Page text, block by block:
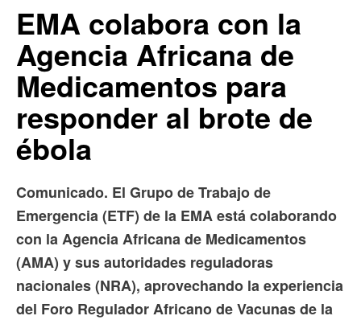
EMA colabora con la
Agencia Africana de
Medicamentos para
responder al brote de
ébola
Comunicado. El Grupo de Trabajo de
Emergencia (ETF) de la EMA está colaborando
con la Agencia Africana de Medicamentos
(AMA) y sus autoridades reguladoras
nacionales (NRA), aprovechando la experiencia
del Foro Regulador Africano de Vacunas de la